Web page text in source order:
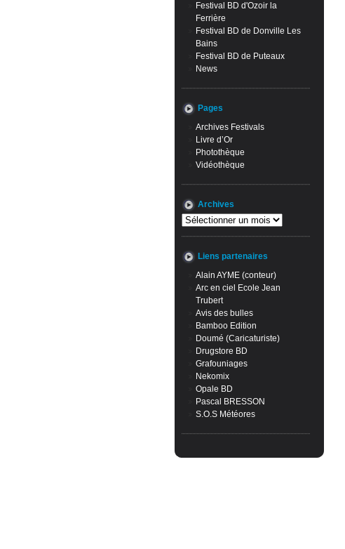
Festival BD d'Ozoir la
Ferrière
Festival BD de Donville Les
Bains
Festival BD de Puteaux
News
Pages
Archives Festivals
Livre d’Or
Photothèque
Vidéothèque
Archives
Archives
Liens partenaires
Alain AYME (conteur)
Arc en ciel Ecole Jean
Trubert
Avis des bulles
Bamboo Edition
Doumé (Caricaturiste)
Drugstore BD
Grafouniages
Nekomix
Opale BD
Pascal BRESSON
S.O.S Météores